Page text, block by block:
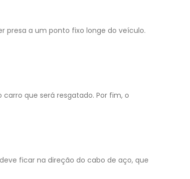
presa a um ponto fixo longe do veículo.
que será resgatado. Por fim, o
ficar na direção do cabo de aço, que